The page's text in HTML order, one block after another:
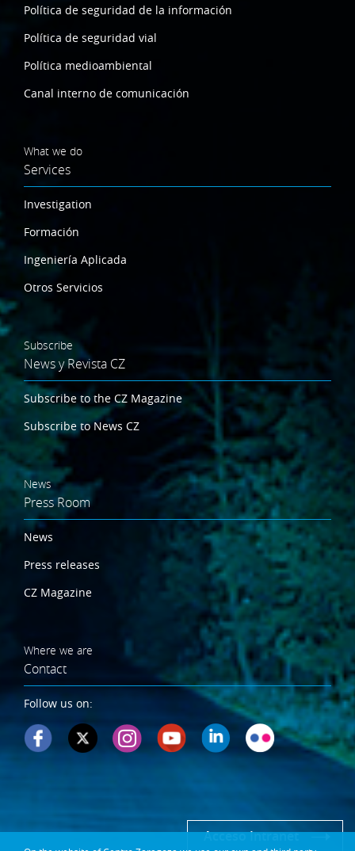
Política de seguridad de la información
Política de seguridad vial
Política medioambiental
Canal interno de comunicación
What we do
Services
Investigation
Formación
Ingeniería Aplicada
Otros Servicios
Subscribe
News y Revista CZ
Subscribe to the CZ Magazine
Subscribe to News CZ
News
Press Room
News
Press releases
CZ Magazine
Where we are
Contact
Follow us on:
Acceso Intranet